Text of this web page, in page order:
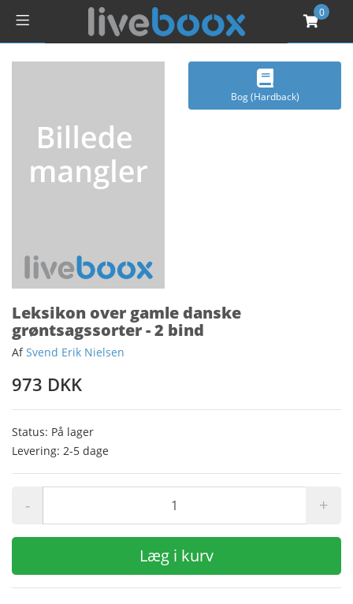
0
Bog (Hardback)
Leksikon over gamle danske
grøntsagssorter - 2 bind
AfSvend Erik Nielsen
973 DKK
Status: På lager
Levering: 2-5 dage
- +
Læg i kurv